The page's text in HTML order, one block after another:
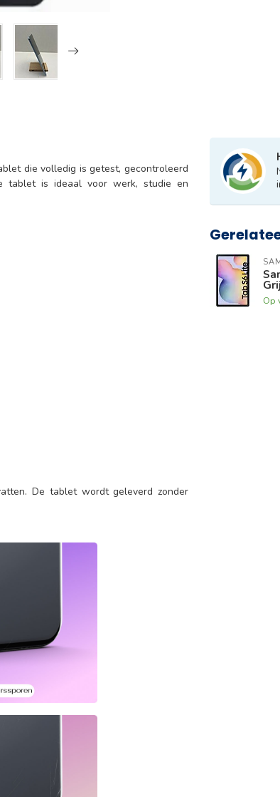
die volledig is getest, gecontroleerd
tablet is ideaal voor werk, studie en
De tablet wordt geleverd zonder
Op